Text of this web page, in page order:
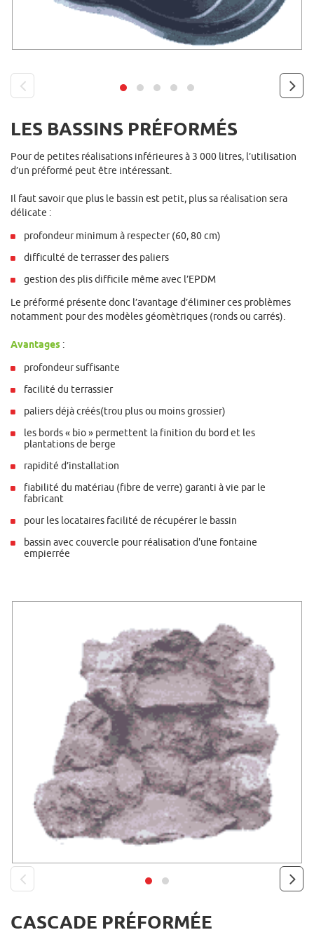
prev
LES BASSINS PRÉFORMÉS
Pour de petites réalisations inférieures à 3 000 litres, l’utilisation
d’un préformé peut être intéressant.
Il faut savoir que plus le bassin est petit, plus sa réalisation sera
délicate :
profondeur minimum à respecter (60, 80 cm)
difficulté de terrasser des paliers
gestion des plis difficile même avec l’EPDM
Le préformé présente donc l’avantage d’éliminer ces problèmes
notamment pour des modèles géomètriques (ronds ou carrés).
Avantages :
profondeur suffisante
facilité du terrassier
paliers déjà créés(trou plus ou moins grossier)
les bords « bio » permettent la finition du bord et les
plantations de berge
rapidité d’installation
fiabilité du matériau (fibre de verre) garanti à vie par le
fabricant
pour les locataires facilité de récupérer le bassin
bassin avec couvercle pour réalisation d'une fontaine
empierrée
prev
CASCADE PRÉFORMÉE